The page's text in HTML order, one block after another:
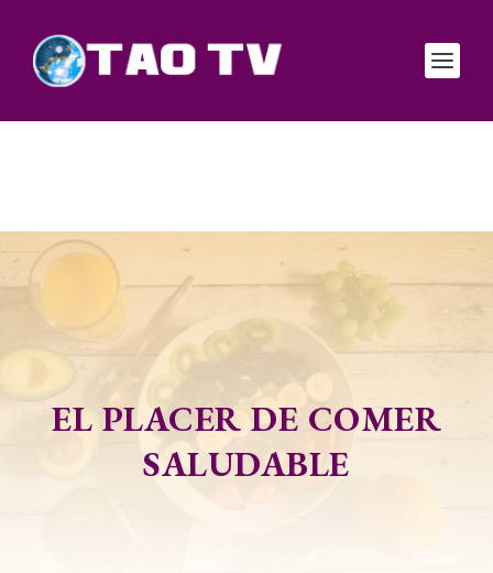
EL PLACER DE COMER
SALUDABLE